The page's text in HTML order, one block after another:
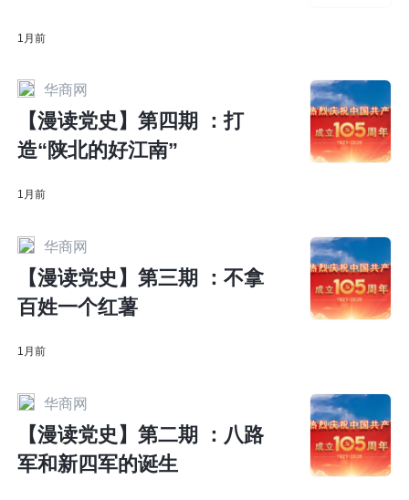
1月前
华商网
【漫读党史】第四期 ：打
造“陕北的好江南”
1月前
华商网
【漫读党史】第三期 ：不拿
百姓一个红薯
1月前
华商网
【漫读党史】第二期 ：八路
军和新四军的诞生